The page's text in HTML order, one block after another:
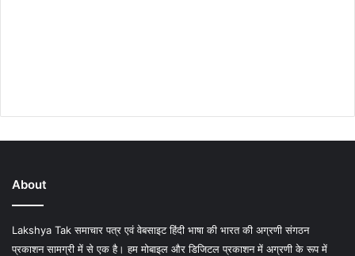
About
Lakshya Tak समाचार पत्र एवं वेबसाइट हिंदी भाषा की भारत की अग्रणी संगठन
प्रकाशन सामग्री में से एक है। हम मोबाइल और डिजिटल प्रकाशन में अग्रणी के रूप में